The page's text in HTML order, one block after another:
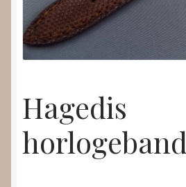
Hagedis
horlogeband